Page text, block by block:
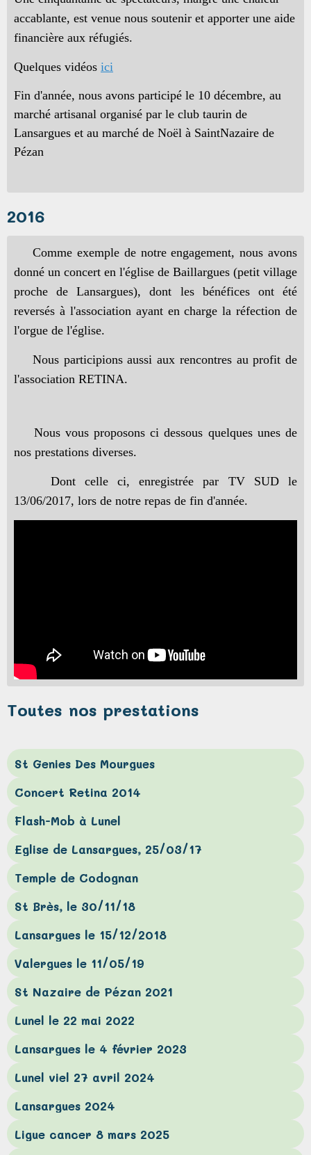
accablante, est venue nous soutenir et apporter une aide
financière aux réfugiés.
Quelques vidéos ici
Fin d'année, nous avons participé le 10 décembre, au
marché artisanal organisé par le club taurin de
Lansargues et au marché de Noël à SaintNazaire de
Pézan
2016
Comme exemple de notre engagement, nous avons
donné un concert en l'église de Baillargues (petit village
proche de Lansargues), dont les bénéfices ont été
reversés à l'association ayant en charge la réfection de
l'orgue de l'église.
Nous participions aussi aux rencontres au profit de
l'association RETINA.
Nous vous proposons ci dessous quelques unes de
nos prestations diverses.
Dont celle ci, enregistrée par TV SUD le
13/06/2017, lors de notre repas de fin d'année.
Toutes nos prestations
St Genies Des Mourgues
Concert Retina 2014
Flash-Mob à Lunel
Eglise de Lansargues, 25/03/17
Temple de Codognan
St Brès, le 30/11/18
Lansargues le 15/12/2018
Valergues le 11/05/19
St Nazaire de Pézan 2021
Lunel le 22 mai 2022
Lansargues le 4 février 2023
Lunel viel 27 avril 2024
Lansargues 2024
Ligue cancer 8 mars 2025